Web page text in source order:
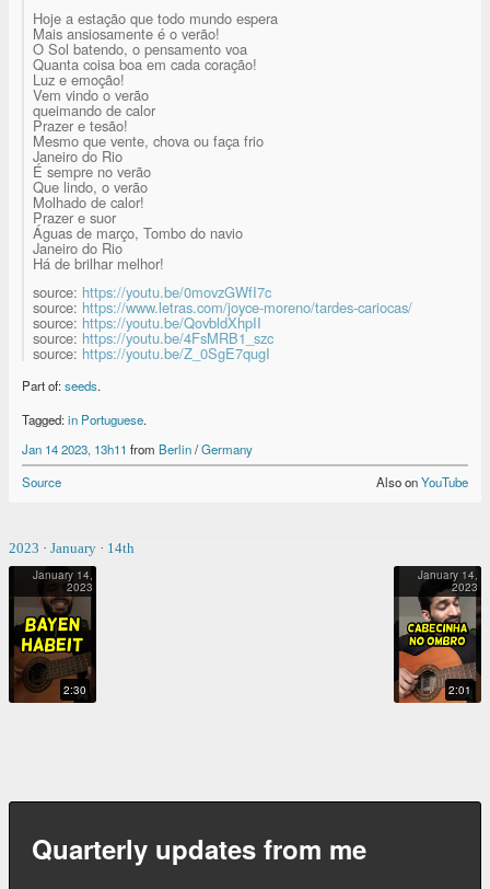
Hoje a estação que todo mundo espera
Mais ansiosamente é o verão!
O Sol batendo, o pensamento voa
Quanta coisa boa em cada coração!
Luz e emoção!
Vem vindo o verão
queimando de calor
Prazer e tesão!
Mesmo que vente, chova ou faça frio
Janeiro do Rio
É sempre no verão
Que lindo, o verão
Molhado de calor!
Prazer e suor
Águas de março, Tombo do navio
Janeiro do Rio
Há de brilhar melhor!
source: https://youtu.be/0movzGWfI7c
source: https://www.letras.com/joyce-moreno/tardes-cariocas/
source: https://youtu.be/QovbldXhpII
source: https://youtu.be/4FsMRB1_szc
source: https://youtu.be/Z_0SgE7qugI
Part of:seeds.
Tagged:in Portuguese.
Jan 14 2023, 13h11 from Berlin/Germany
Source
Also onYouTube
2023 · January · 14th
January 14,
2023
2:30
January 14,
2023
CABECINHA NO OMBRO
2:01
Quarterly updates from me